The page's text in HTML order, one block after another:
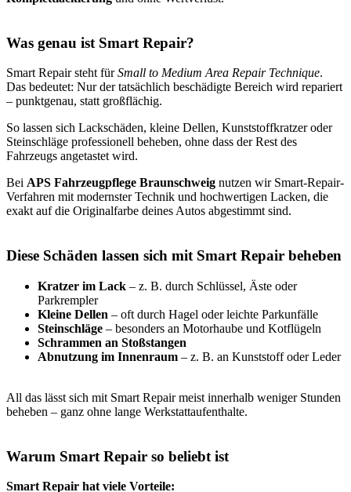
Was genau ist Smart Repair?
Smart Repair steht fürSmall to Medium Area Repair Technique.
Das bedeutet: Nur der tatsächlich beschädigte Bereich wird repariert
– punktgenau, statt großflächig.
So lassen sich Lackschäden, kleine Dellen, Kunststoffkratzer oder
Steinschläge professionell beheben, ohne dass der Rest des
Fahrzeugs angetastet wird.
Bei APS Fahrzeugpflege Braunschweig nutzen wir Smart-Repair-
Verfahren mit modernster Technik und hochwertigen Lacken, die
exakt auf die Originalfarbe deines Autos abgestimmt sind.
Diese Schäden lassen sich mit Smart Repair beheben
Kratzer im Lack – z. B. durch Schlüssel, Äste oder
Parkrempler
Kleine Dellen – oft durch Hagel oder leichte Parkunfälle
Steinschläge – besonders an Motorhaube und Kotflügeln
Schrammen an Stoßstangen
Abnutzung im Innenraum – z. B. an Kunststoff oder Leder
All das lässt sich mit Smart Repair meist innerhalb weniger Stunden
beheben – ganz ohne lange Werkstattaufenthalte.
Warum Smart Repair so beliebt ist
Smart Repair hat viele Vorteile: